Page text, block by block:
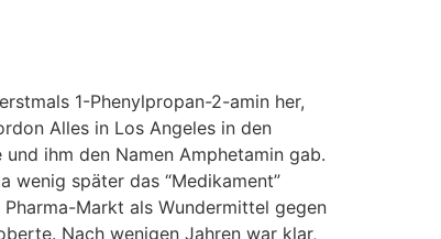
1-Phenylpropan-2-amin her,
Alles in Los Angeles in den
ihm den Namen Amphetamin gab.
wenig später das “Medikament”
Markt als Wundermittel gegen
Nach wenigen Jahren war klar,